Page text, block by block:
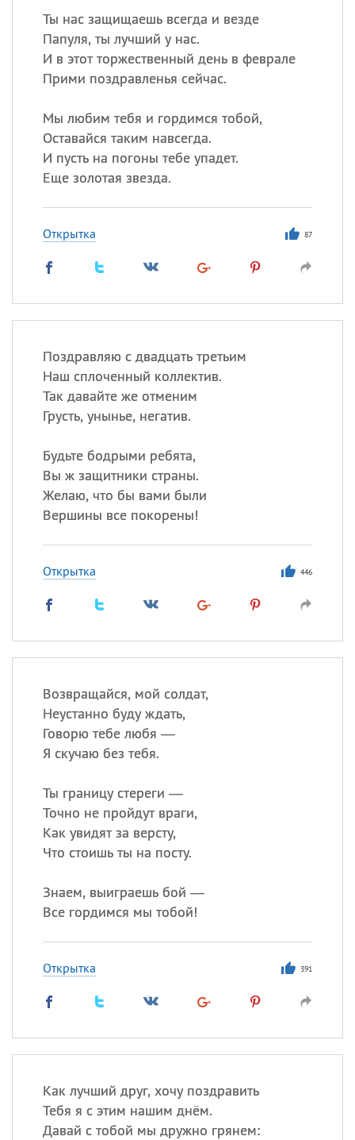
Ты нас защищаешь всегда и везде
Папуля, ты лучший у нас.
И в этот торжественный день в феврале
Прими поздравленья сейчас.
Мы любим тебя и гордимся тобой,
Оставайся таким навсегда.
И пусть на погоны тебе упадет.
Еще золотая звезда.
Открытка 87
Поздравляю с двадцать третьим
Наш сплоченный коллектив.
Так давайте же отменим
Грусть, унынье, негатив.
Будьте бодрыми ребята,
Вы ж защитники страны.
Желаю, что бы вами были
Вершины все покорены!
Открытка 446
Возвращайся, мой солдат,
Неустанно буду ждать,
Говорю тебе любя —
Я скучаю без тебя.
Ты границу стереги —
Точно не пройдут враги,
Как увидят за версту,
Что стоишь ты на посту.
Знаем, выиграешь бой —
Все гордимся мы тобой!
Открытка 391
Как лучший друг, хочу поздравить
Тебя я с этим нашим днём.
Давай с тобой мы дружно грянем: